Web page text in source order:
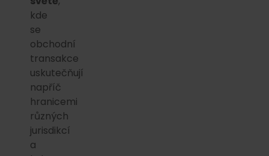
kde
se
obchodní
transakce
uskutečňují
napříč
hranicemi
různých
jurisdikcí
a